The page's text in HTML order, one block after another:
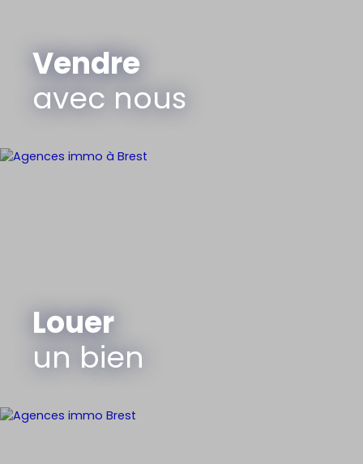
Vendre
avec nous
Louer
un bien